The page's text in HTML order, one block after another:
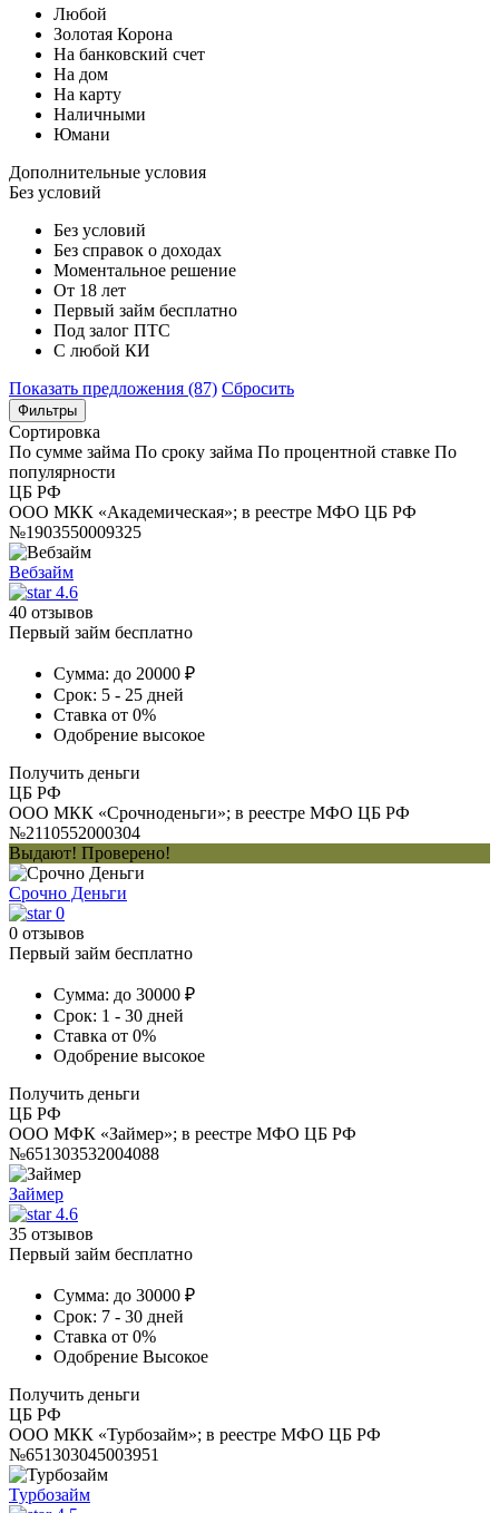
Любой
Золотая Корона
На банковский счет
На дом
На карту
Наличными
Юмани
Дополнительные условия
Без условий
Без условий
Без справок о доходах
Моментальное решение
От 18 лет
Первый займ бесплатно
Под залог ПТС
С любой КИ
Показать предложения (87) Сбросить
Фильтры
Сортировка
По сумме займа По сроку займа По процентной ставке По
популярности
ЦБ РФ
ООО МКК «Академическая»; в реестре МФО ЦБ РФ
№1903550009325
Вебзайм
4.6
40 отзывов
Первый займ бесплатно
Сумма: до 20000 ₽
Срок: 5 - 25 дней
Ставка от 0%
Одобрение высокое
Получить деньги
ЦБ РФ
ООО МКК «Срочноденьги»; в реестре МФО ЦБ РФ
№2110552000304
Выдают! Проверено!
Срочно Деньги
0
0 отзывов
Первый займ бесплатно
Сумма: до 30000 ₽
Срок: 1 - 30 дней
Ставка от 0%
Одобрение высокое
Получить деньги
ЦБ РФ
ООО МФК «Займер»; в реестре МФО ЦБ РФ
№651303532004088
Займер
4.6
35 отзывов
Первый займ бесплатно
Сумма: до 30000 ₽
Срок: 7 - 30 дней
Ставка от 0%
Одобрение Высокое
Получить деньги
ЦБ РФ
ООО МКК «Турбозайм»; в реестре МФО ЦБ РФ
№651303045003951
Турбозайм